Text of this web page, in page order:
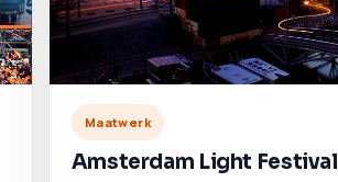
Maatwerk
Amsterdam Light Festival